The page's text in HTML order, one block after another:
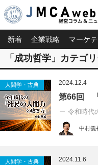
新着 企業戦略 マーケ
「成功哲学」カテゴ
人間学・古典 2024.12.4
第66回 『
令和時代
中村義
人間学・古典 2024.11.6